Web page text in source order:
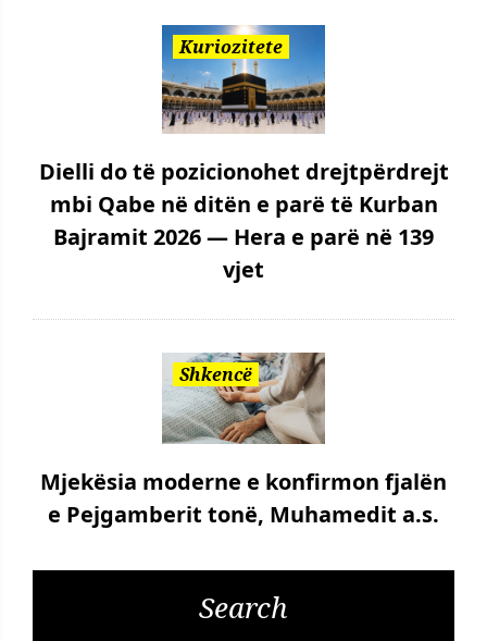
Kuriozitete
Dielli do të pozicionohet drejtpërdrejt
mbi Qabe në ditën e parë të Kurban
Bajramit 2026 — Hera e parë në 139
vjet
Shkencë
Mjekësia moderne e konfirmon fjalën
e Pejgamberit tonë, Muhamedit a.s.
Search